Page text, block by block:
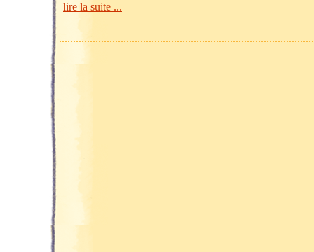
lire la suite ...